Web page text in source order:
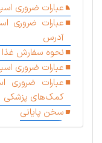
عبارات ضروری
عبارات ضروری
آدرس
نحوه سفارش غذا
عبارات ضروری
عبارات ضروری
کمک‌های پزشکی
سخن پایانی